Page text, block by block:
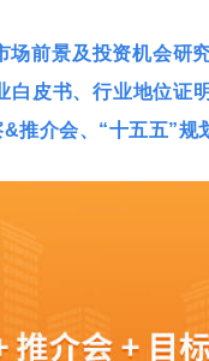
场前景及投资机会研
白皮书、行业地位证明
&推介会、 “十五五”规